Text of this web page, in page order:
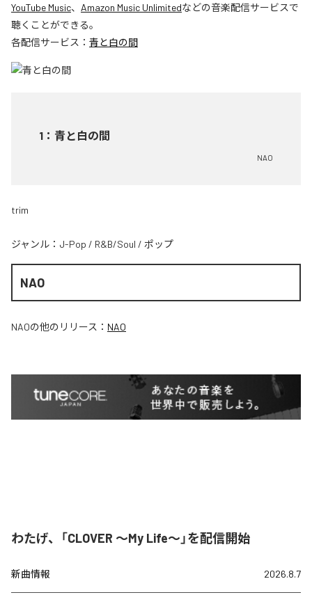
YouTube Music、 Amazon Music Unlimitedなどの音楽配信サービスで
聴くことができる。
各配信サービス： 青と白の間
1 ： 青と白の間
NAO
trim
ジャンル： J-Pop / R&B/Soul / ポップ
NAO
NAOの他のリリース： NAO
わたげ、「CLOVER ～My Life～」を配信開始
新曲情報 2026.8.7